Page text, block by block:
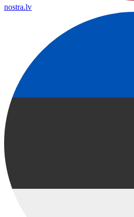
nostra.lv